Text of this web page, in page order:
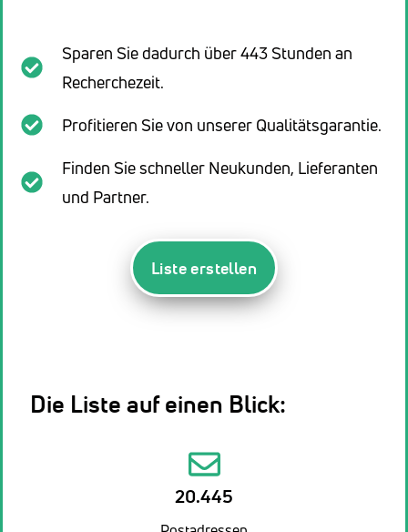
Sparen Sie dadurch über 443 Stunden an
Recherchezeit.
Profitieren Sie von unserer Qualitätsgarantie.
Finden Sie schneller Neukunden, Lieferanten
und Partner.
Liste erstellen
Die Liste auf einen Blick:
20.445